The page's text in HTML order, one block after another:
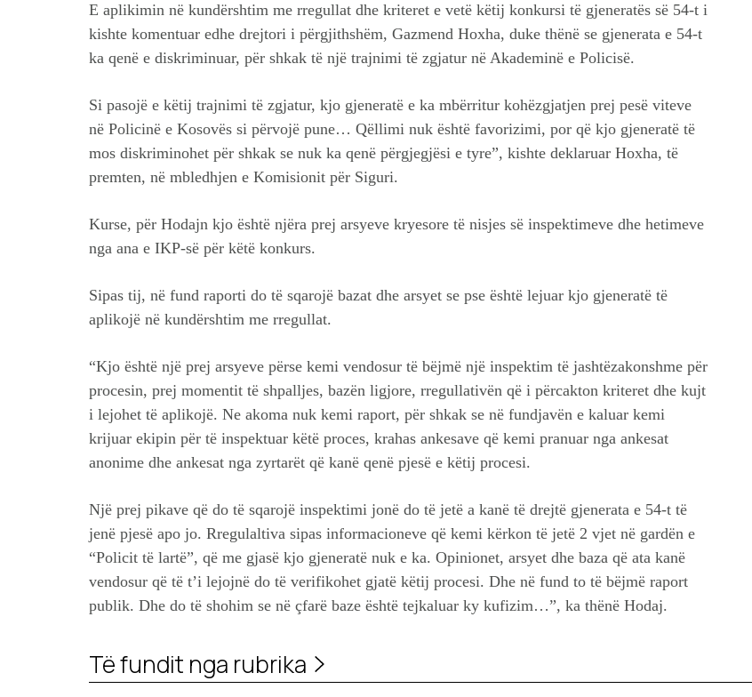
E aplikimin në kundërshtim me rregullat dhe kriteret e vetë këtij konkursi të gjeneratës së 54-t i
kishte komentuar edhe drejtori i përgjithshëm, Gazmend Hoxha, duke thënë se gjenerata e 54-t
ka qenë e diskriminuar, për shkak të një trajnimi të zgjatur në Akademinë e Policisë.
Si pasojë e këtij trajnimi të zgjatur, kjo gjeneratë e ka mbërritur kohëzgjatjen prej pesë viteve
në Policinë e Kosovës si përvojë pune… Qëllimi nuk është favorizimi, por që kjo gjeneratë të
mos diskriminohet për shkak se nuk ka qenë përgjegjësi e tyre”, kishte deklaruar Hoxha, të
premten, në mbledhjen e Komisionit për Siguri.
Kurse, për Hodajn kjo është njëra prej arsyeve kryesore të nisjes së inspektimeve dhe hetimeve
nga ana e IKP-së për këtë konkurs.
Sipas tij, në fund raporti do të sqarojë bazat dhe arsyet se pse është lejuar kjo gjeneratë të
aplikojë në kundërshtim me rregullat.
“Kjo është një prej arsyeve përse kemi vendosur të bëjmë një inspektim të jashtëzakonshme për
procesin, prej momentit të shpalljes, bazën ligjore, rregullativën që i përcakton kriteret dhe kujt
i lejohet të aplikojë. Ne akoma nuk kemi raport, për shkak se në fundjavën e kaluar kemi
krijuar ekipin për të inspektuar këtë proces, krahas ankesave që kemi pranuar nga ankesat
anonime dhe ankesat nga zyrtarët që kanë qenë pjesë e këtij procesi.
Një prej pikave që do të sqarojë inspektimi jonë do të jetë a kanë të drejtë gjenerata e 54-t të
jenë pjesë apo jo. Rregulaltiva sipas informacioneve që kemi kërkon të jetë 2 vjet në gardën e
“Policit të lartë”, që me gjasë kjo gjeneratë nuk e ka. Opinionet, arsyet dhe baza që ata kanë
vendosur që të t’i lejojnë do të verifikohet gjatë këtij procesi. Dhe në fund to të bëjmë raport
publik. Dhe do të shohim se në çfarë baze është tejkaluar ky kufizim…”, ka thënë Hodaj.
Të fundit nga rubrika